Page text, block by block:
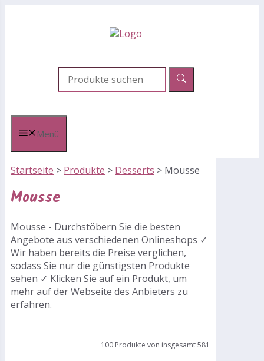
Menü
Startseite > Produkte > Desserts > Mousse
Mousse
Mousse - Durchstöbern Sie die besten
Angebote aus verschiedenen Onlineshops ✓
Wir haben bereits die Preise verglichen,
sodass Sie nur die günstigsten Produkte
sehen ✓ Klicken Sie auf ein Produkt, um
mehr auf der Webseite des Anbieters zu
erfahren.
100 Produkte von insgesamt 581